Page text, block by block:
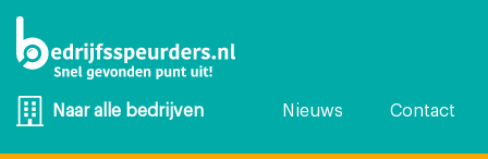
Naar alle bedrijven Nieuws Contact